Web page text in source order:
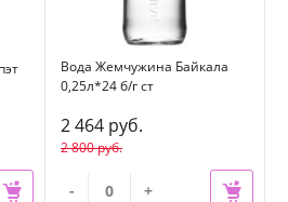
Вода Жемчужина Байкала
0,25л*24 б/г ст
2 464 руб.
2 800 руб.
- +